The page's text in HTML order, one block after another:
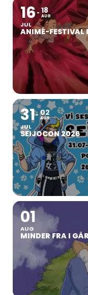
16
JUL
18
AUG
ANIMÉ-FESTIVAL
31
JUL
02
AUG
SEIJOCON 2026
01
AUG
MINDER FRA I